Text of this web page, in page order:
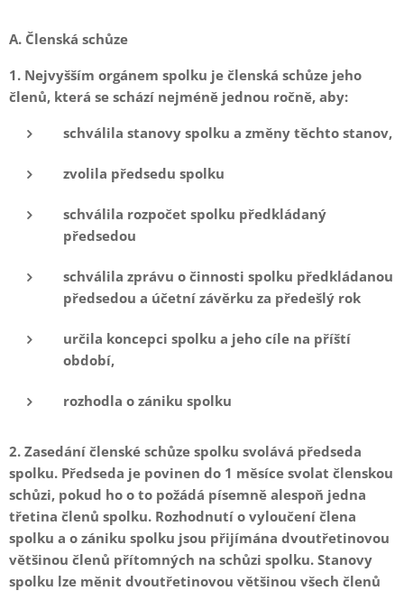
A. Členská schůze
1. Nejvyšším orgánem spolku je členská schůze jeho
členů, která se schází nejméně jednou ročně, aby:
schválila stanovy spolku a změny těchto stanov,
zvolila předsedu spolku
schválila rozpočet spolku předkládaný
předsedou
schválila zprávu o činnosti spolku předkládanou
předsedou a účetní závěrku za předešlý rok
určila koncepci spolku a jeho cíle na příští
období,
rozhodla o zániku spolku
2. Zasedání členské schůze spolku svolává předseda
spolku. Předseda je povinen do 1 měsíce svolat členskou
schůzi, pokud ho o to požádá písemně alespoň jedna
třetina členů spolku. Rozhodnutí o vyloučení člena
spolku a o zániku spolku jsou přijímána dvoutřetinovou
většinou členů přítomných na schůzi spolku. Stanovy
spolku lze měnit dvoutřetinovou většinou všech členů